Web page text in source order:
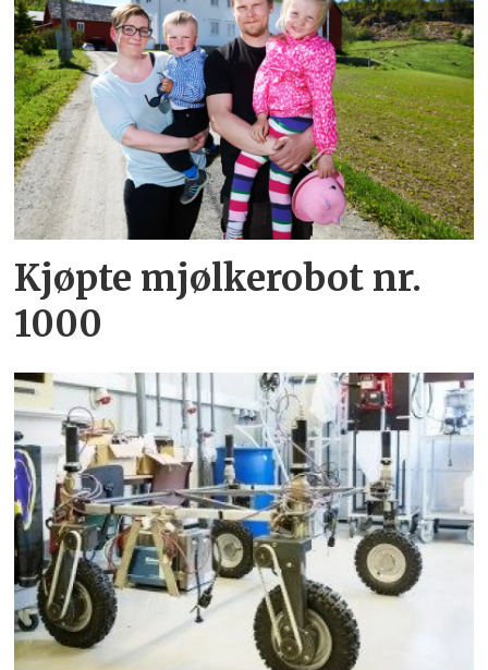
Kjøpte mjølkerobot nr.
1000